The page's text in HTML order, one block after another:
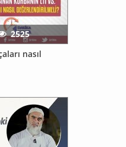
nasıl
2525